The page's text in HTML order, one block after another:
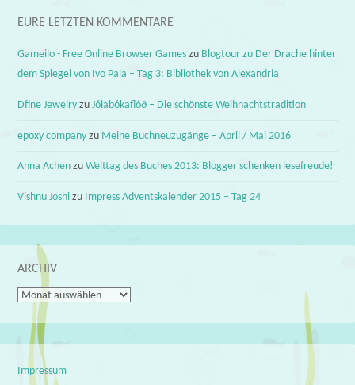
EURE LETZTEN KOMMENTARE
Gameilo - Free Online Browser Games zu Blogtour zu Der Drache hinter
dem Spiegel von Ivo Pala – Tag 3: Bibliothek von Alexandria
Dfine Jewelry zuJólabókaflóð – Die schönste Weihnachtstradition
epoxy company zu Meine Buchneuzugänge – April / Mai 2016
Anna Achen zuWelttag des Buches 2013: Blogger schenken lesefreude!
Vishnu Joshi zu Impress Adventskalender 2015 – Tag 24
ARCHIV
Archiv
Impressum